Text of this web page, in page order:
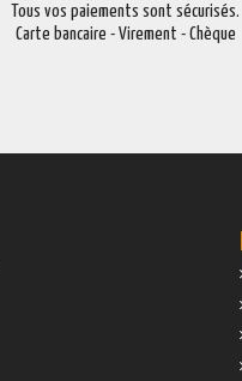
Tous vos paiements sont sécurisés.
Carte bancaire - Virement - Chèque